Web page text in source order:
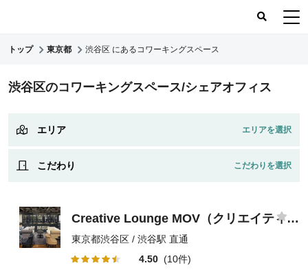
コワーキングスペース
コワーキングレポート
トップ 東京都 渋谷区 にあるコワーキングスペース
渋谷区のコワーキングスペース/シェアオフィス
エリア
こだわり
Creative Lounge MOV（クリエイティブラウンジ・モヴ）
東京都渋谷区 / 渋谷駅 直通
4.50 (10件)